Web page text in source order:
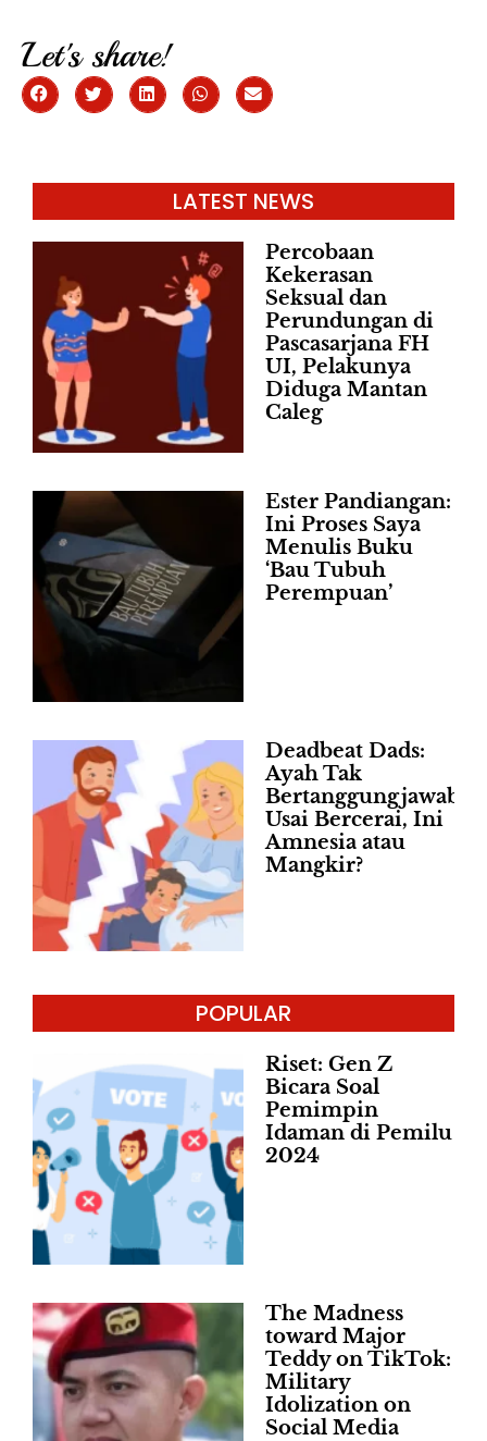
Let's share!
LATEST NEWS
Percobaan
Kekerasan
Seksual dan
Perundungan di
Pascasarjana FH
UI, Pelakunya
Diduga Mantan
Caleg
Ester Pandiangan:
Ini Proses Saya
Menulis Buku
‘Bau Tubuh
Perempuan’
Deadbeat Dads:
Ayah Tak
Bertanggungjawab
Usai Bercerai, Ini
Amnesia atau
Mangkir?
POPULAR
Riset: Gen Z
Bicara Soal
Pemimpin
Idaman di Pemilu
2024
The Madness
toward Major
Teddy on TikTok:
Military
Idolization on
Social Media